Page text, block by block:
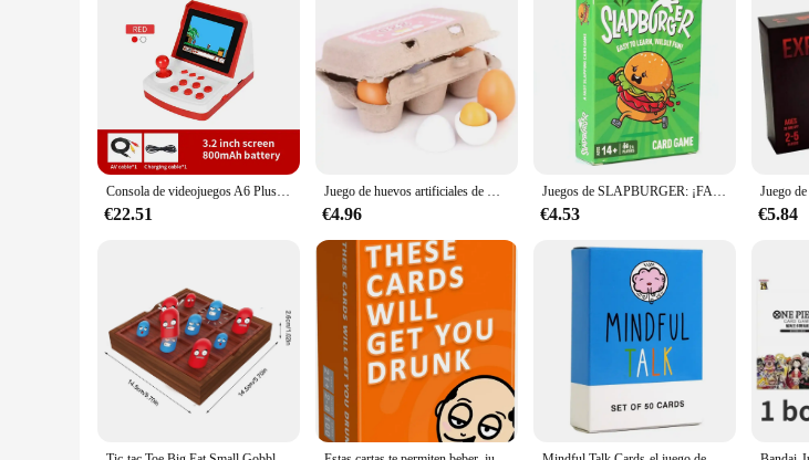
Consola de videojuegos A6 Plus Mini Arcade, consola de juegos retro portátil de 3,5 pulgadas, compatible con FC, pantalla de TV integrada, regalo para niños, 600
€22.51
Juego de huevos artificiales de madera para niños, juguete de manualidades, casa de madera, cocina, Educación Temprana, comida, 3/6 piezas
€4.96
Juegos de SLAPBURGER: ¡FASY PARA APERAR, EVILDLY FUN! JUEGO DE TARJETAS
€4.53 €5.84